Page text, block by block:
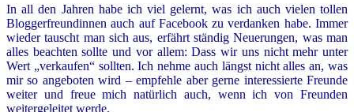
In all den Jahren habe ich viel gelernt, was ich auch vielen tollen
Bloggerfreundinnen auch auf Facebook zu verdanken habe. Immer
wieder tauscht man sich aus, erfährt ständig Neuerungen, was man
alles beachten sollte und vor allem: Dass wir uns nicht mehr unter
Wert „verkaufen“ sollten. Ich nehme auch längst nicht alles an, was
mir so angeboten wird – empfehle aber gerne interessierte Freunde
weiter und freue mich natürlich auch, wenn ich von Freunden
weitergeleitet werde.